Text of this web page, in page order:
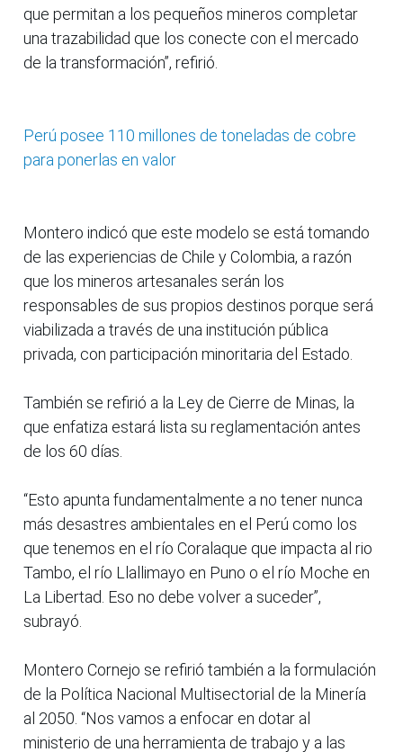
que permitan a los pequeños mineros completar
una trazabilidad que los conecte con el mercado
de la transformación”, refirió.
Perú posee 110 millones de toneladas de cobre
para ponerlas en valor
Montero indicó que este modelo se está tomando
de las experiencias de Chile y Colombia, a razón
que los mineros artesanales serán los
responsables de sus propios destinos porque será
viabilizada a través de una institución pública
privada, con participación minoritaria del Estado.
También se refirió a la Ley de Cierre de Minas, la
que enfatiza estará lista su reglamentación antes
de los 60 días.
“Esto apunta fundamentalmente a no tener nunca
más desastres ambientales en el Perú como los
que tenemos en el río Coralaque que impacta al rio
Tambo, el río Llallimayo en Puno o el río Moche en
La Libertad. Eso no debe volver a suceder”,
subrayó.
Montero Cornejo se refirió también a la formulación
de la Política Nacional Multisectorial de la Minería
al 2050. “Nos vamos a enfocar en dotar al
ministerio de una herramienta de trabajo y a las